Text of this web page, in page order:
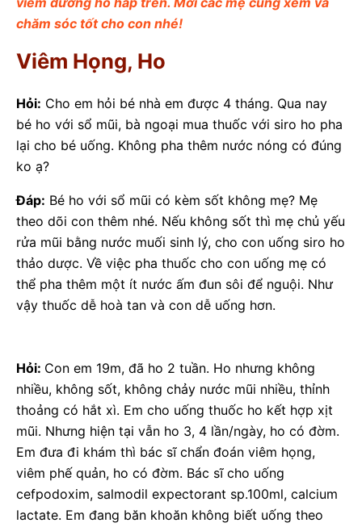
chăm sóc tốt cho con nhé!
Viêm Họng, Ho
Hỏi: Cho em hỏi bé nhà em được 4 tháng. Qua nay
bé ho với sổ mũi, bà ngoại mua thuốc với siro ho pha
lại cho bé uống. Không pha thêm nước nóng có đúng
ko ạ?
Đáp: Bé ho với sổ mũi có kèm sốt không mẹ? Mẹ
theo dõi con thêm nhé. Nếu không sốt thì mẹ chủ yếu
rửa mũi bằng nước muối sinh lý, cho con uống siro ho
thảo dược. Về việc pha thuốc cho con uống mẹ có
thể pha thêm một ít nước ấm đun sôi để nguội. Như
vậy thuốc dễ hoà tan và con dễ uống hơn.
Hỏi: Con em 19m, đã ho 2 tuần. Ho nhưng không
nhiều, không sốt, không chảy nước mũi nhiều, thỉnh
thoảng có hắt xì. Em cho uống thuốc ho kết hợp xịt
mũi. Nhưng hiện tại vẫn ho 3, 4 lần/ngày, ho có đờm.
Em đưa đi khám thì bác sĩ chẩn đoán viêm họng,
viêm phế quản, ho có đờm. Bác sĩ cho uống
cefpodoxim, salmodil expectorant sp.100ml, calcium
lactate. Em đang băn khoăn không biết uống theo